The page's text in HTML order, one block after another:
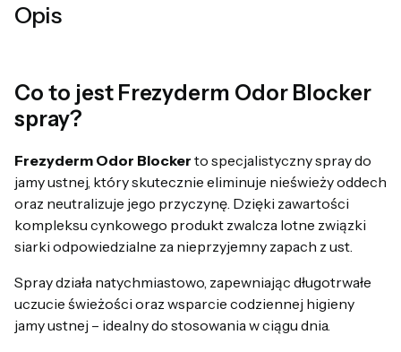
Opis
Co to jest Frezyderm Odor Blocker
spray?
Frezyderm Odor Blocker to specjalistyczny spray do
jamy ustnej, który skutecznie eliminuje nieświeży oddech
oraz neutralizuje jego przyczynę. Dzięki zawartości
kompleksu cynkowego produkt zwalcza lotne związki
siarki odpowiedzialne za nieprzyjemny zapach z ust.
Spray działa natychmiastowo, zapewniając długotrwałe
uczucie świeżości oraz wsparcie codziennej higieny
jamy ustnej – idealny do stosowania w ciągu dnia.